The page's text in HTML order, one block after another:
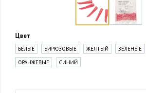
Цвет
БЕЛЫЕ БИРЮЗОВЫЕ ЖЕЛТЫЙ ЗЕЛЕНЫЕ
ОРАНЖЕВЫЕ
СИНИЙ